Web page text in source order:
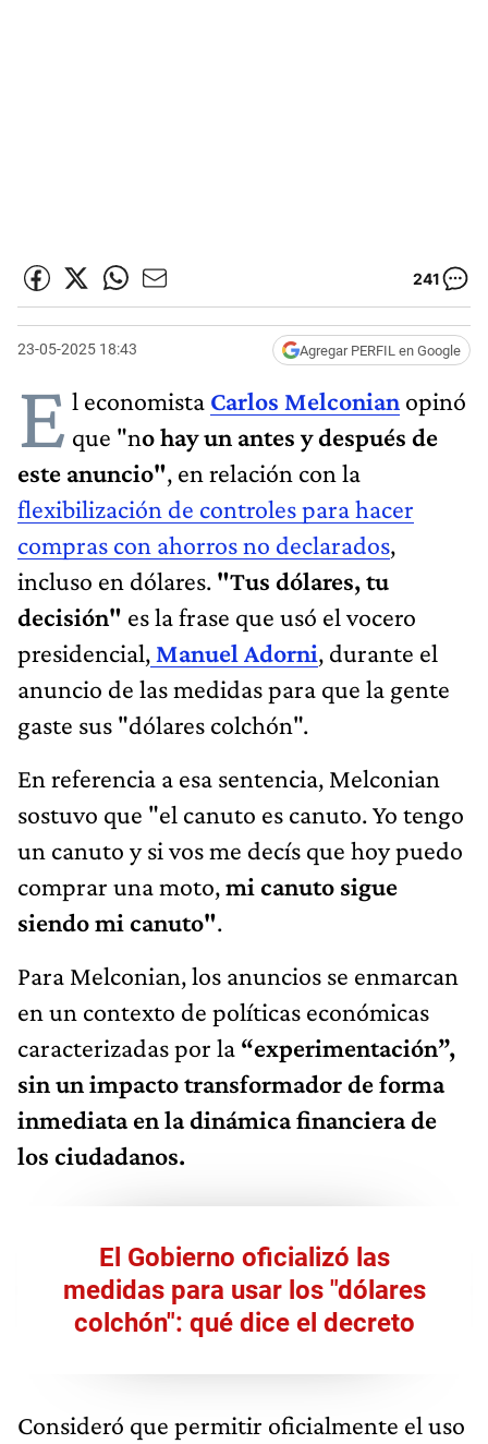
241
23-05-2025 18:43 Agregar PERFIL en Google
E l economista Carlos Melconian opinó
que "no hay un antes y después de
este anuncio", en relación con la
flexibilización de controles para hacer
compras con ahorros no declarados,
incluso en dólares. "Tus dólares, tu
decisión" es la frase que usó el vocero
presidencial, Manuel Adorni, durante el
anuncio de las medidas para que la gente
gaste sus "dólares colchón".
En referencia a esa sentencia, Melconian
sostuvo que "el canuto es canuto. Yo tengo
un canuto y si vos me decís que hoy puedo
comprar una moto,mi canuto sigue
siendo mi canuto".
Para Melconian, los anuncios se enmarcan
en un contexto de políticas económicas
caracterizadas por la “experimentación”,
sin un impacto transformador de forma
inmediata en la dinámica financiera de
los ciudadanos.
El Gobierno oficializó las
medidas para usar los "dólares
colchón": qué dice el decreto
Consideró que permitir oficialmente el uso